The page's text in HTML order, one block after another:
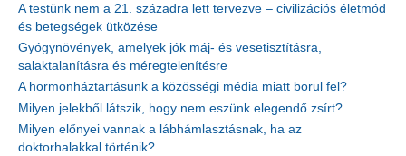
A testünk nem a 21. századra lett tervezve – civilizációs életmód
és betegségek ütközése
Gyógynövények, amelyek jók máj- és vesetisztításra,
salaktalanításra és méregtelenítésre
A hormonháztartásunk a közösségi média miatt borul fel?
Milyen jelekből látszik, hogy nem eszünk elegendő zsírt?
Milyen előnyei vannak a lábhámlasztásnak, ha az
doktorhalakkal történik?